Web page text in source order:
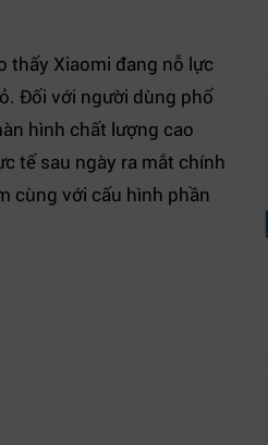
thấy Xiaomi đang nỗ lực
Đối với người dùng phổ
hình chất lượng cao
tế sau ngày ra mắt chính
cùng với cấu hình phần